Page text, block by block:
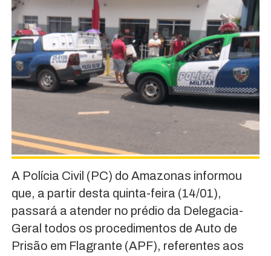
A Polícia Civil (PC) do Amazonas informou
que, a partir desta quinta-feira (14/01),
passará a atender no prédio da Delegacia-
Geral todos os procedimentos de Auto de
Prisão em Flagrante (APF), referentes aos